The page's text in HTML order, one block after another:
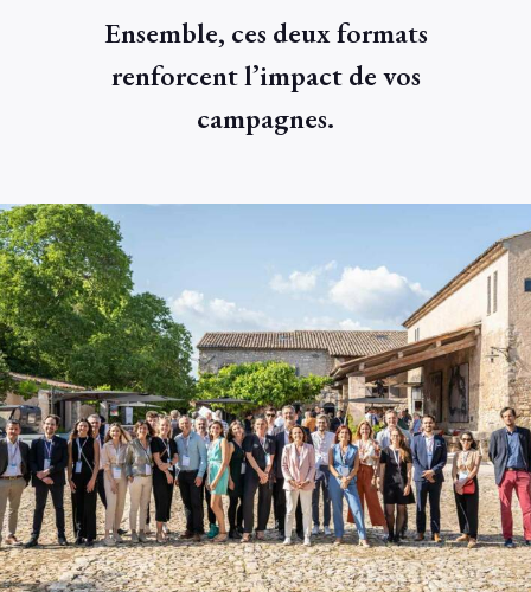
Ensemble, ces deux formats
renforcent l’impact de vos
campagnes.